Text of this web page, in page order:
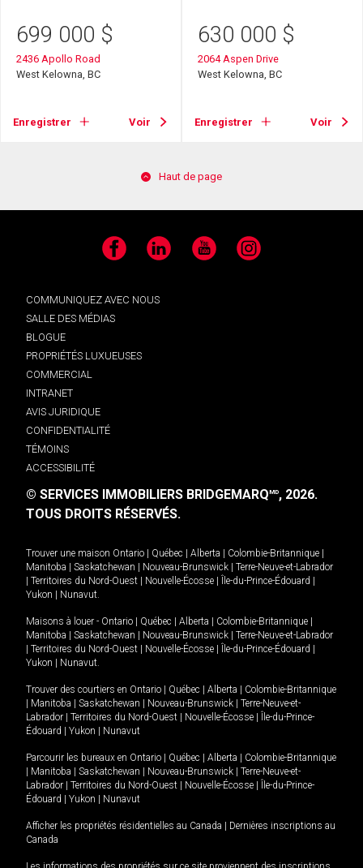
699 000 $
2436 Apollo Road
West Kelowna, BC
Enregistrer Voir
630 000 $
2064 Aspen Drive
West Kelowna, BC
Enregistrer Voir
Haut de page
Facebook LinkedIn YouTube Instagram
COMMUNIQUEZ AVEC NOUS
SALLE DES MÉDIAS
BLOGUE
PROPRIÉTÉS LUXUEUSES
COMMERCIAL
INTRANET
AVIS JURIDIQUE
CONFIDENTIALITÉ
TÉMOINS
ACCESSIBILITÉ
© SERVICES IMMOBILIERS BRIDGEMARQMD, 2026.
TOUS DROITS RÉSERVÉS.
Trouver une maison Ontario Québec Alberta Colombie-Britannique
Manitoba
Saskatchewan Nouveau-Brunswick
Terre-Neuve-et-Labrador
Territoires du Nord-Ouest Nouvelle-Écosse Île-du-Prince-Édouard
Yukon
Nunavut.
Maisons à louer - Ontario Québec Alberta Colombie-Britannique
Manitoba
Saskatchewan Nouveau-Brunswick
Terre-Neuve-et-Labrador
Territoires du Nord-Ouest Nouvelle-Écosse Île-du-Prince-Édouard
Yukon
Nunavut.
Trouver des courtiers en Ontario Québec Alberta
Colombie-Britannique
Manitoba Saskatchewan Nouveau-Brunswick
Terre-Neuve-et-
Labrador
Territoires du Nord-Ouest Nouvelle-Écosse
Île-du-Prince-
Édouard
Yukon Nunavut
Parcourir les bureaux en Ontario Québec Alberta
Colombie-Britannique
Manitoba Saskatchewan Nouveau-Brunswick
Terre-Neuve-et-
Labrador
Territoires du Nord-Ouest Nouvelle-Écosse
Île-du-Prince-
Édouard
Yukon Nunavut
Afficher les propriétés résidentielles au Canada
Dernières inscriptions au
Canada